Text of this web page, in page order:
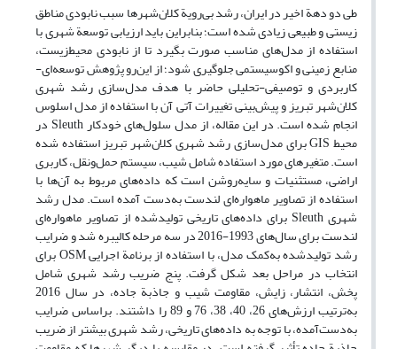
طی دو دهة اخیر در ایران، رشد بی‌رویة کلان‌شهرها سبب نابودی مناطق
زیستی و طبیعی زیادی شده‌ است؛ بنابراین باید ارزیابی توسعة شهری با
استفاده از مدل‌های مناسب صورت بگیرد تا از نابودی محیط‌زیست،
منابع زمینی و اکوسیستمی جلوگیری شود؛ از این‌رو پژوهش توسعه‌ای-
کاربردی و توصیفی-تحلیلی حاضر با هدف مدل‌سازی رشد شهری
کلان‌شهر تبریز و پیش‌بینی تغییرات آتی آن با استفاده از مدل اسلوس
انجام شده است. در این مقاله، از مدل سلول‌های خودکار Sleuth در
محیط GIS برای مدل‌سازی رشد شهری کلان‌شهر تبریز استفاده شده
است. متغیرهای مورد استفاده شامل شیب، سیستم حمل‌ونقل، کاربری
اراضی، مستثنیات و سایه‌روشن است که داده‌های مربوط به آن‌ها با
استفاده از تصاویر ماهواره‌ای لندست به‌دست آمده است. مدل رشد
شهری Sleuth برای داده‌های تاریخی تولیدشده از تصاویر ماهواره‌ای
لندست برای سال‌های 1993-2016 در سه مرحله کالیبره شد و ضرایب
رشد تولیدشده به‌کمک مدل، با استفاده از برنامة اجرایی OSM برای
انتخاب در مراحل بعد شکل گرفت. پنج ضریب رشد شهری شامل
پخش، انتشار، زایش، مقاومت شیب و جاذبة جاده، در سال 2016
به‌ترتیب ارزش‌های 26، 40، 38، 76 و 89 را داشتند. براساس ضرایب
به‌دست‌آمده، با توجه به داده‌های تاریخی، رشد شهری بیشتر از ضریب